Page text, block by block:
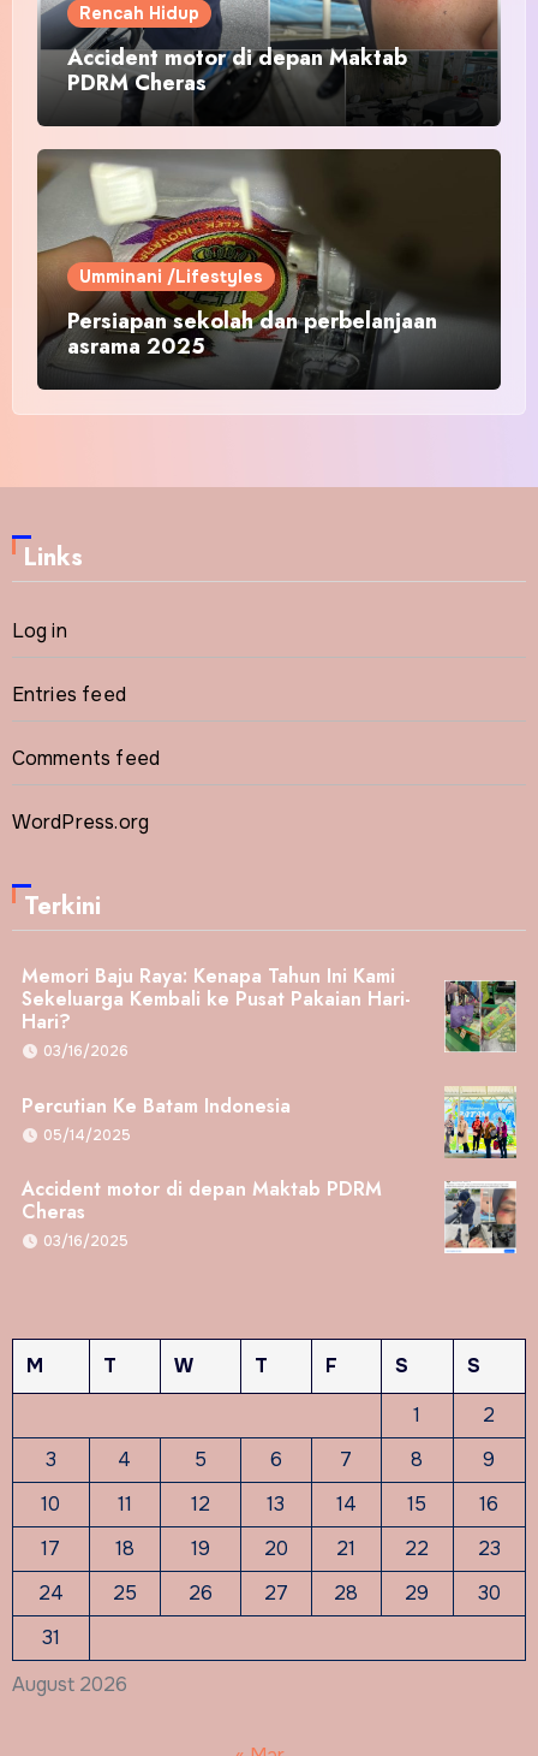
Rencah Hidup
Accident motor di depan Maktab
PDRM Cheras
Umminani /Lifestyles
Persiapan sekolah dan perbelanjaan
asrama 2025
Links
Log in
Entries feed
Comments feed
WordPress.org
Terkini
Memori Baju Raya: Kenapa Tahun Ini Kami
Sekeluarga Kembali ke Pusat Pakaian Hari-
Hari?
03/16/2026
Percutian Ke Batam Indonesia
05/14/2025
Accident motor di depan Maktab PDRM
Cheras
03/16/2025
August 2026
M T W T F S
S
1
2
3
4 5 6 7 8
9
10
11 12 13 14 15
16
17
18 19 20 21 22
23
24
25 26 27 28 29
30
31